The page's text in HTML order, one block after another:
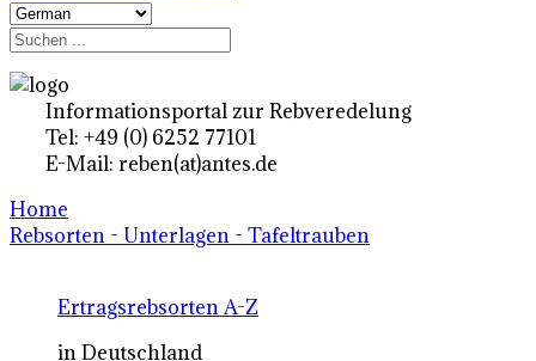
Informationsportal zur Rebveredelung
Tel: +49 (0) 6252 77101
E-Mail: reben(at)antes.de
Home
Rebsorten - Unterlagen - Tafeltrauben
Ertragsrebsorten A-Z
in Deutschland